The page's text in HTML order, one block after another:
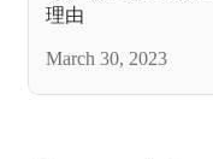
理由
March 30, 2023